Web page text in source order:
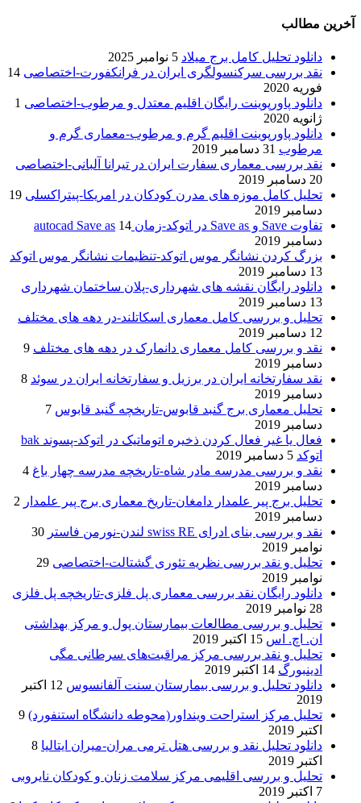
آخرین مطالب
دانلود تحلیل کامل برج میلاد 5 نوامبر 2025
نقد بررسی سرکنسولگری ایران در فرانکفورت-اختصاصی 14
فوریه 2020
دانلود پاورپوینت رایگان اقلیم معتدل و مرطوب-اختصاصی 1
ژانویه 2020
دانلود پاورپوینت اقلیم گرم و مرطوب-معماری گرم و
مرطوب 31 دسامبر 2019
نقد بررسی معماری سفارت ایران در تیرانا آلبانی-اختصاصی
20 دسامبر 2019
تحلیل کامل موزه های مدرن کودکان در امریکا-پیتراکسلی 19
دسامبر 2019
تفاوت Save و Save as در اتوکد-زمان autocad Save as
14
دسامبر 2019
بزرگ کردن نشانگر موس اتوکد-تنظیمات نشانگر موس اتوکد
13 دسامبر 2019
دانلود رایگان نقشه های شهرداری-پلان ساختمان شهرداری
13 دسامبر 2019
تحلیل و بررسی کامل معماری اسکاتلند-در دهه های مختلف
12 دسامبر 2019
نقد و بررسی کامل معماری دانمارک در دهه های مختلف 9
دسامبر 2019
نقد سفارتخانه ایران در برزیل و سفارتخانه ایران در سوئد 8
دسامبر 2019
تحلیل معماری برج گنبد قابوس-تاریخچه گنبد قابوس 7
دسامبر 2019
فعال یا غیر فعال کردن ذخیره اتوماتیک در اتوکد-پسوند bak
اتوکد 5 دسامبر 2019
نقد و بررسی مدرسه مادر شاه-تاریخچه مدرسه چهار باغ 4
دسامبر 2019
تحلیل برج پیر علمدار دامغان-تاریخ معماری برج پیر علمدار 2
دسامبر 2019
نقد و بررسی بنای ادرای swiss RE لندن-نورمن فاستر
30
نوامبر 2019
تحلیل و نقد بررسی نظریه تئوری گشتالت-اختصاصی 29
نوامبر 2019
دانلود رایگان نقد بررسی معماری پل فلزی-تاریخچه پل فلزی
28 نوامبر 2019
تحلیل و بررسی مطالعات بیمارستان پول و مرکز بهداشتی
ان. اچ. اس 15 اکتبر 2019
تحلیل و نقد بررسی مرکز مراقبت‌های سرطانی مگی
ادینبورگ 14 اکتبر 2019
دانلود تحلیل و بررسی بیمارستان سنت آلفانسوس
12 اکتبر
2019
تحلیل مرکز استراحت وینداور(محوطه دانشگاه استنفورد) 9
اکتبر 2019
دانلود تحلیل نقد و بررسی هتل ترمی مران-میران ایتالیا 8
اکتبر 2019
تحلیل و بررسی اقلیمی مرکز سلامت زنان و کودکان نایروبی
7 اکتبر 2019